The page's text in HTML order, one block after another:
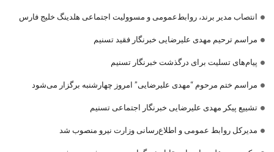
انتصاب مدیر برند، روابط‌عمومی و مسوولیت اجتماعی هلدینگ خلیج فارس
مراسم ترحیم مهدی علیرضایی خبرنگار فقید تسنیم
پیام‌های تسلیت برای درگذشت خبرنگار تسنیم
مراسم ختم مرحوم “مهدی علیرضایی” امروز چهارشنبه برگزار می‌شود
تشییع پیکر مهدی علیرضایی خبرنگار اجتماعی تسنیم
مدیرکل روابط عمومی و اطلاع‌رسانی وزارت نیرو منصوب شد